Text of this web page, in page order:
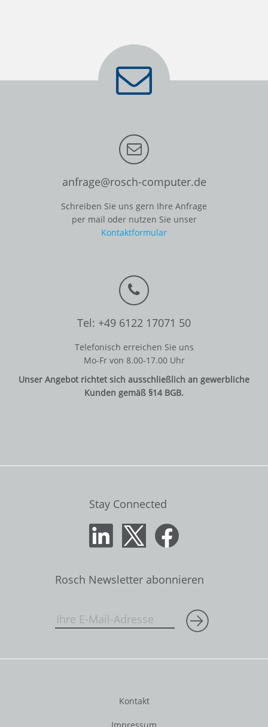
anfrage@rosch-computer.de
Schreiben Sie uns gern Ihre Anfrage
per mail oder nutzen Sie unser
Kontaktformular
Tel: +49 6122 17071 50
Telefonisch erreichen Sie uns
Mo-Fr von 8.00-17.00 Uhr
Unser Angebot richtet sich ausschließlich an gewerbliche
Kunden gemäß §14 BGB.
Stay Connected
Rosch Newsletter abonnieren
Kontakt